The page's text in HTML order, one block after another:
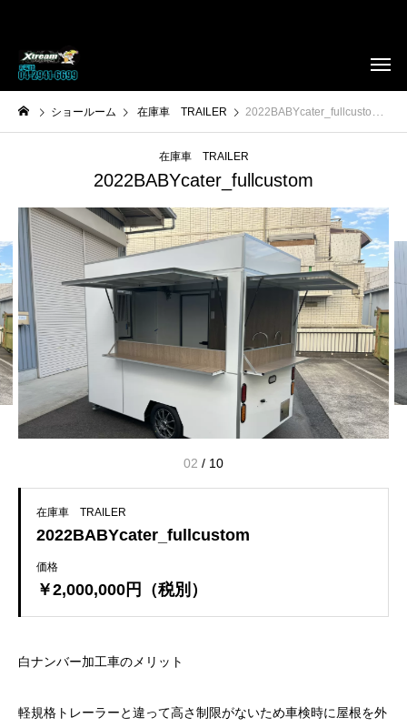
ショールーム 在庫車 TRAILER 2022BABYcater_fullcustom
在庫車 TRAILER
2022BABYcater_fullcustom
02 / 10
在庫車 TRAILER
2022BABYcater_fullcustom
価格
￥2,000,000円（税別）
白ナンバー加工車のメリット
軽規格トレーラーと違って高さ制限がないため車検時に屋根を外